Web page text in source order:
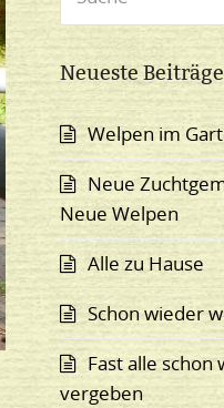
Neueste Beiträge
Welpen im
Neue
Neue Welpen
Alle zu Hause
Schon wieder
Fast alle schon
vergeben